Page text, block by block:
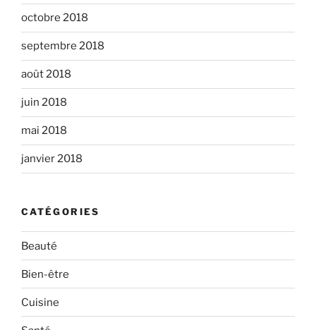
octobre 2018
septembre 2018
août 2018
juin 2018
mai 2018
janvier 2018
CATÉGORIES
Beauté
Bien-être
Cuisine